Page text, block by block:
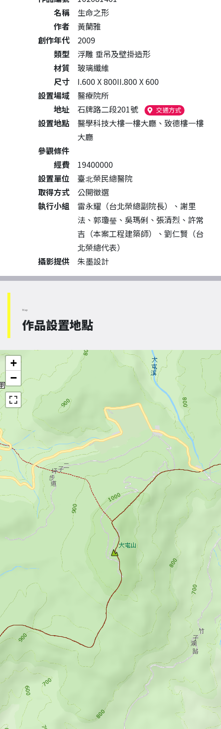
名稱
生命之形
作者
黃蘭雅
創作年代
2009
類型
浮雕 垂吊及壁掛造形
材質
玻璃纖維
尺寸
I.600 X 800II.800 X 600
設置場域
醫療院所
地址
石牌路二段201號 交通方式（另開新視窗
設置地點
醫學科技大樓一樓大廳、致德樓一樓
大廳
參觀條件
經費
19400000
設置單位
臺北榮民總醫院
取得方式
公開徵選
執行小組
雷永耀（台北榮總副院長）、謝里
法、郭瓊瑩、吳瑪俐、張清烈、許常
吉（本案工程建築師）、劉仁賢（台
北榮總代表）
攝影提供
朱墨設計
Map
作品設置地點
+
−